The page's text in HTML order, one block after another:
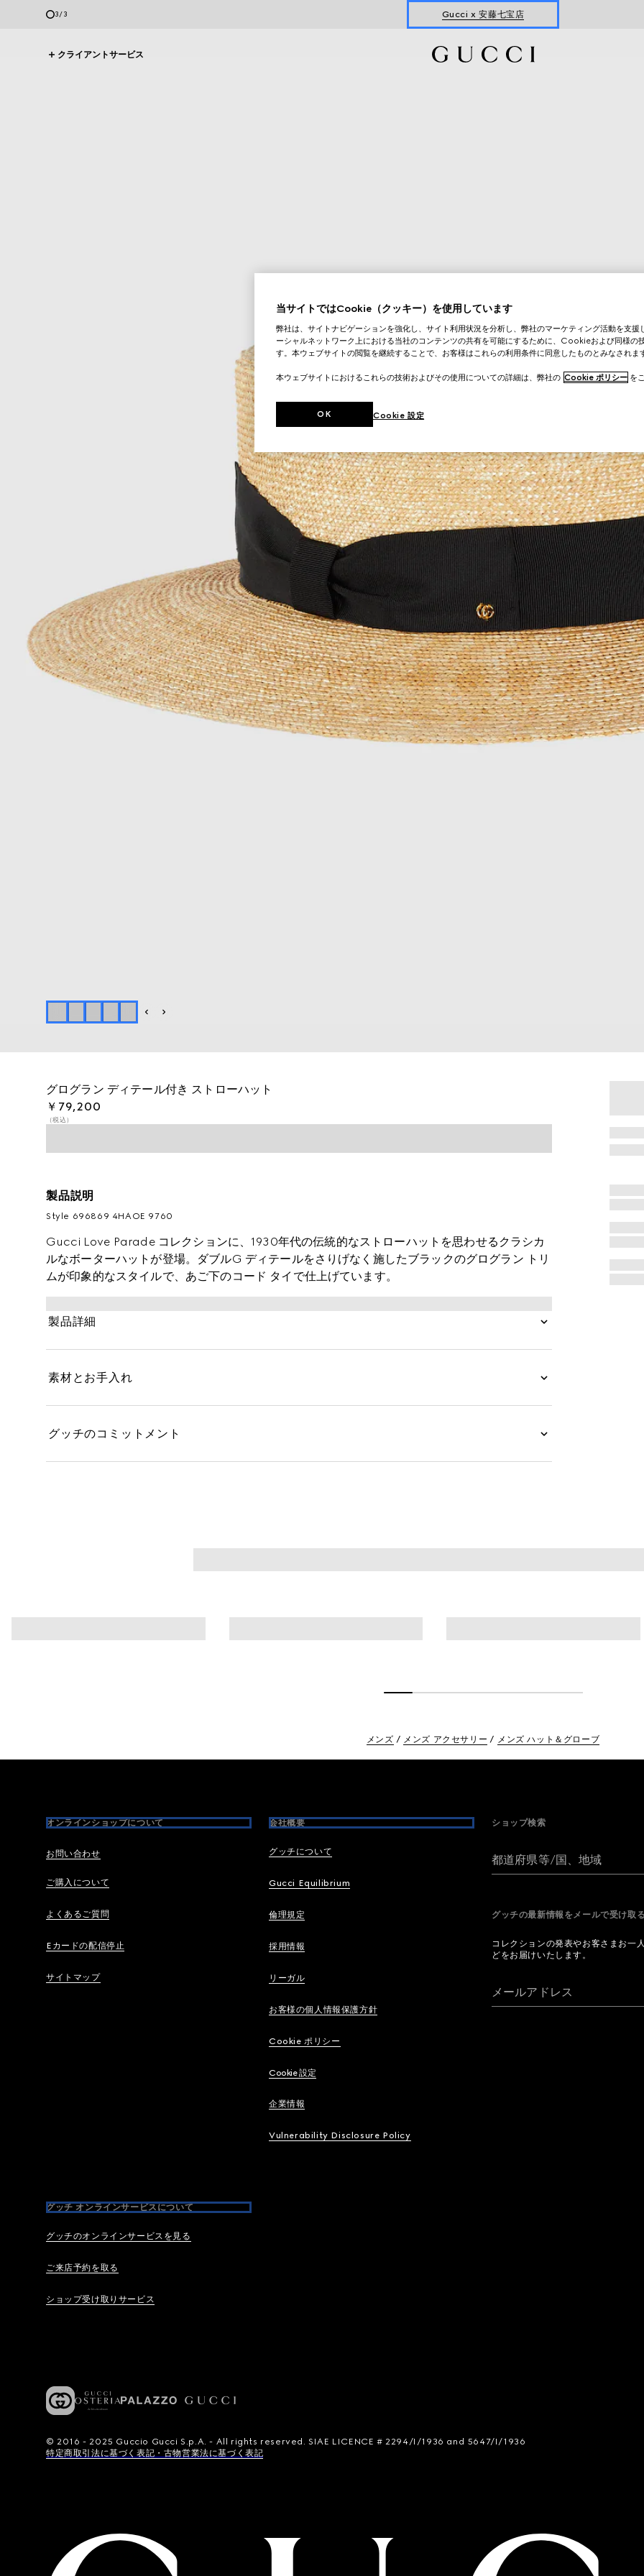
1/3 Gucci x 安藤七宝店
クライアントサービス
グログラン ディテール付き ストローハット
￥79,200
（税込）
製品説明
Style ‎696869 4HAOE 9760
Gucci Love Parade コレクションに、1930年代の伝統的なストローハットを思わせるクラシカ
ルなボーターハットが登場。ダブルG ディテールをさりげなく施したブラックのグログラン トリ
ムが印象的なスタイルで、あご下のコード タイで仕上げています。
製品詳細
素材とお手入れ
グッチのコミットメント
メンズ メンズ アクセサリー メンズ ハット＆グローブ
オンラインショップについて
お問い合わせ
ご購入について
よくあるご質問
Eカードの配信停止
サイトマップ
会社概要
グッチについて
Gucci Equilibrium
倫理規定
採用情報
リーガル
お客様の個人情報保護方針
Cookie ポリシー
Cookie 設定
企業情報
Vulnerability Disclosure Policy
グッチ オンラインサービスについて
グッチのオンラインサービスを見る
ご来店予約を取る
ショップ受け取りサービス
ショップ検索
都道府県等/国、地域
グッチの最新情報をメールで受け
コレクションの発表やお客さまお一
どをお届けいたします。
メールアドレス
© 2016 - 2025 Guccio Gucci S.p.A. - All rights reserved. SIAE LICENCE # 2294/I/1936 and 5647/I/1936
特定商取引法に基づく表記・古物営業法に基づく表記
当サイトではCookie（クッキー）を使用しています
弊社は、サイトナビゲーションを強化し、サイト利用状況を分析し、弊社のマーケティング活動を支援
ーシャルネットワーク上における当社のコンテンツの共有を可能にするために、Cookieおよび同様の
す。本ウェブサイトの閲覧を継続することで、お客様はこれらの利用条件に同意したものとみなされま
本ウェブサイトにおけるこれらの技術およびその使用についての詳細は、弊社の Cookie ポリシー を
Cookie 設定
OK